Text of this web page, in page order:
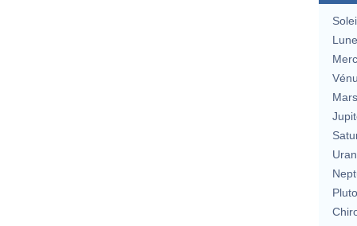
Lune
Mars